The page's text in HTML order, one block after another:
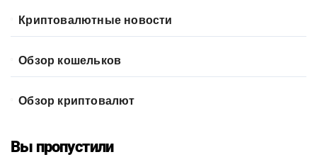
Криптовалютные новости
Обзор кошельков
Обзор криптовалют
Вы пропустили